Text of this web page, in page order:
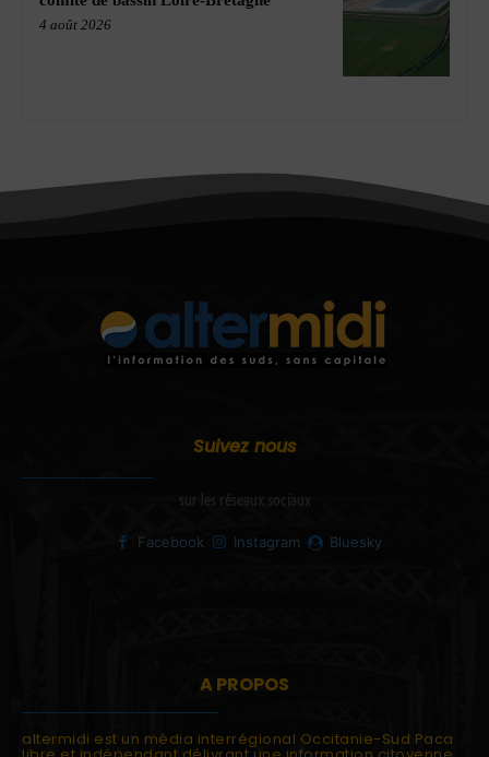
4 août 2026
Suivez nous
sur les réseaux sociaux
Facebook Instagram Bluesky
A PROPOS
altermidi est un média interrégional Occitanie-Sud Paca